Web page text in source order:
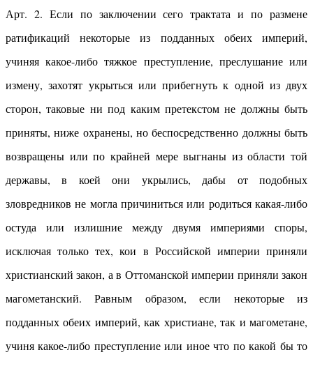
Арт. 2. Если по заключении сего трактата и по размене
ратификаций некоторые из подданных обеих империй,
учиняя какое-либо тяжкое преступление, преслушание или
измену, захотят укрыться или прибегнуть к одной из двух
сторон, таковые ни под каким претекстом не должны быть
приняты, ниже охранены, но беспосредственно должны быть
возвращены или по крайней мере выгнаны из области той
державы, в коей они укрылись, дабы от подобных
зловредников не могла причиниться или родиться какая-либо
остуда или излишние между двумя империями споры,
исключая только тех, кои в Российской империи приняли
христианский закон, а в Оттоманской империи приняли закон
магометанский. Равным образом, если некоторые из
подданных обеих империй, как христиане, так и магометане,
учиня какое-либо преступление или иное что по какой бы то